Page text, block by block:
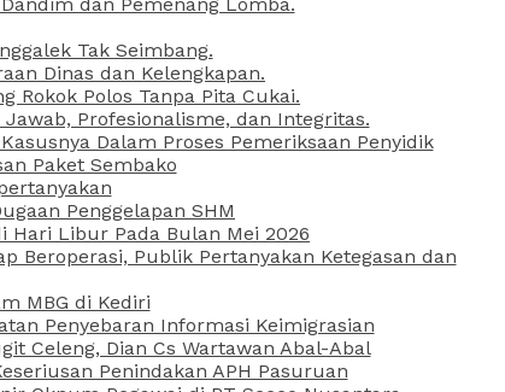
Tak Seimbang.
Dinas dan Kelengkapan.
Rokok Polos Tanpa Pita Cukai.
Profesionalisme, dan Integritas.
Dalam Proses Pemeriksaan Penyidik
Paket Sembako
Penggelapan SHM
Hari Libur Pada Bulan Mei 2026
Beroperasi, Publik Pertanyakan Ketegasan dan
MBG di Kediri
Penyebaran Informasi Keimigrasian
Celeng, Dian Cs Wartawan Abal-Abal
Penindakan APH Pasuruan